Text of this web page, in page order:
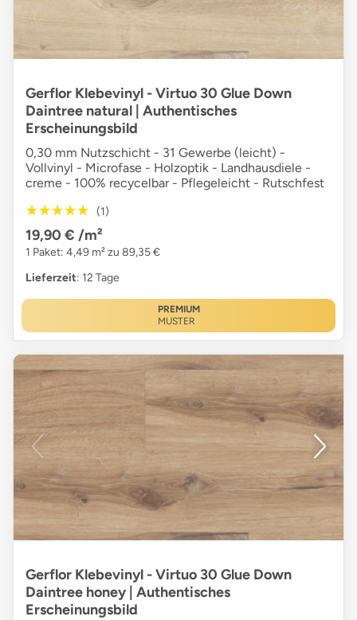
Gerflor Klebevinyl - Virtuo 30 Glue Down
Daintree natural | Authentisches
Erscheinungsbild
0,30 mm Nutzschicht - 31 Gewerbe (leicht) -
Vollvinyl - Microfase - Holzoptik - Landhausdiele -
creme - 100% recycelbar - Pflegeleicht - Rutschfest
★★★★★
★★★★★ (1)
19,90 € /m²
1 Paket: 4,49 m² zu 89,35 €
Lieferzeit: 12 Tage
PREMIUM
MUSTER
Gerflor Klebevinyl - Virtuo 30 Glue Down
Daintree honey | Authentisches
Erscheinungsbild